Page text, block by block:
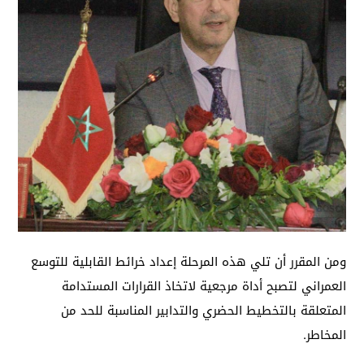
ومن المقرر أن تلي هذه المرحلة إعداد خرائط القابلية للتوسع
العمراني لتصبح أداة مرجعية لاتخاذ القرارات المستدامة
المتعلقة بالتخطيط الحضري والتدابير المناسبة للحد من
المخاطر.